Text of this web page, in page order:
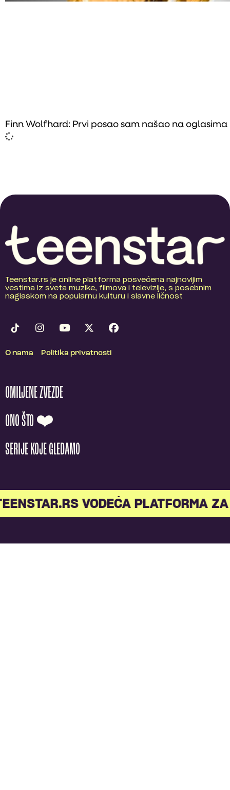
Finn Wolfhard: Prvi posao sam našao na oglasima
Teenstar.rs je online platforma posvećena najnovijim
vestima iz sveta muzike, filmova i televizije, s posebnim
naglaskom na popularnu kulturu i slavne ličnost
O nama Politika privatnosti
OMILJENE ZVEZDE
ONO ŠTO ❤️
SERIJE KOJE GLEDAMO
VODEĆA PLATFORMA ZA